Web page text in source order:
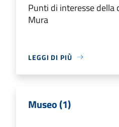
Punti di interesse della
Mura
LEGGI DI PIÙ
Museo (1)